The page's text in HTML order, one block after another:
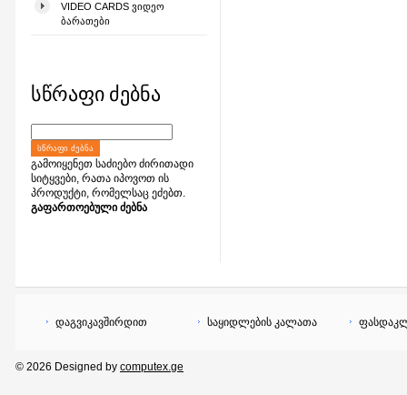
VIDEO CARDS ᲕᲘᲓᲔᲝ
ᲑᲐᲠᲐᲗᲔᲑᲘ
სწრაფი ძებნა
ᲡᲬᲠᲐᲤᲘ ᲫᲔᲑᲜᲐ
გამოიყენეთ საძიებო ძირითადი
სიტყვები, რათა იპოვოთ ის
პროდუქტი, რომელსაც ეძებთ.
გაფართოებული ძებნა
დაგვიკავშირდით საყიდლების კალათა
© 2026 Designed by computex.ge